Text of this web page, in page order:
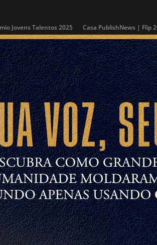
Jovens Talentos 2025 Casa PublishNews | Flip